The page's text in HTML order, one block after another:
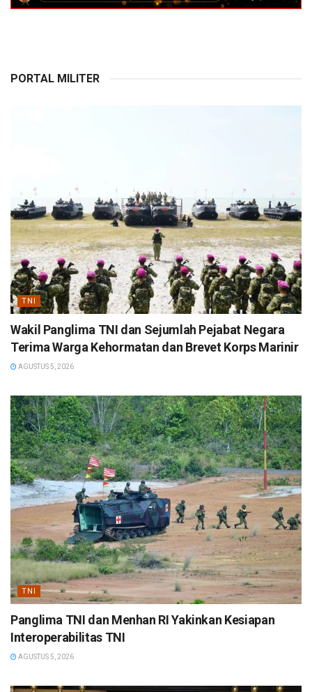
PORTAL MILITER
TNI
Wakil Panglima TNI dan Sejumlah Pejabat Negara
Terima Warga Kehormatan dan Brevet Korps Marinir
AGUSTUS 5, 2026
TNI
Panglima TNI dan Menhan RI Yakinkan Kesiapan
Interoperabilitas TNI
AGUSTUS 5, 2026